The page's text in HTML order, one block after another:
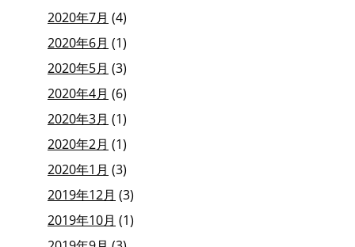
2020年7月 (4)
2020年6月 (1)
2020年5月 (3)
2020年4月 (6)
2020年3月 (1)
2020年2月 (1)
2020年1月 (3)
2019年12月 (3)
2019年10月 (1)